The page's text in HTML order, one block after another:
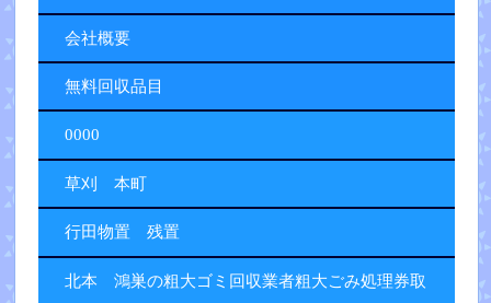
会社概要
無料回収品目
0000
草刈 本町
行田物置 残置
北本 鴻巣の粗大ゴミ回収業者粗大ごみ処理券取